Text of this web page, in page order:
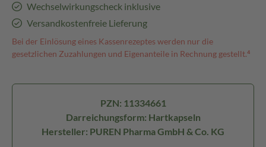
Wechselwirkungscheck inklusive
Versandkostenfreie Lieferung
Bei der Einlösung eines Kassenrezeptes werden nur die
gesetzlichen Zuzahlungen und Eigenanteile in Rechnung gestellt.⁴
PZN: 11334661
Darreichungsform: Hartkapseln
Hersteller: PUREN Pharma GmbH & Co. KG